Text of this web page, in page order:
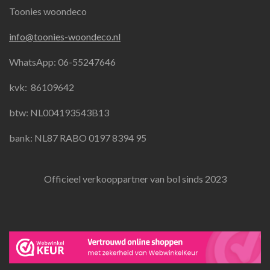
c
b
o
k
s
a
g
a
a
s
A
Toonies woondeco
info@toonies-woondeco.nl
WhatsApp: 06-55247646
kvk: 86109642
btw: NL004193543B13
bank: NL87 RABO 0197 8394 95
Officieel verkooppartner van bol sinds 2023